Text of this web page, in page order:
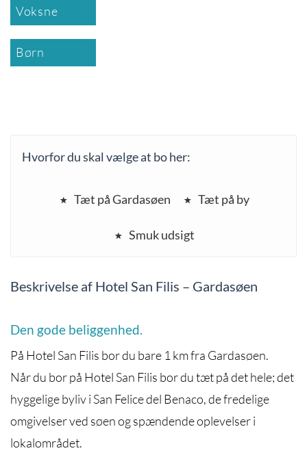
Voksne
Børn
Hvorfor du skal vælge at bo her:
Tæt på Gardasøen Tæt på by
Smuk udsigt
Beskrivelse af Hotel San Filis – Gardasøen
Den gode beliggenhed.
På Hotel San Filis bor du bare 1 km fra Gardasøen.
Når du bor på Hotel San Filis bor du tæt på det hele; det
hyggelige byliv i San Felice del Benaco, de fredelige
omgivelser ved søen og spændende oplevelser i
lokalområdet.